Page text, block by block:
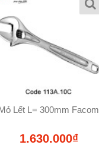
Lết L= 300mm Facom
1.630.000₫